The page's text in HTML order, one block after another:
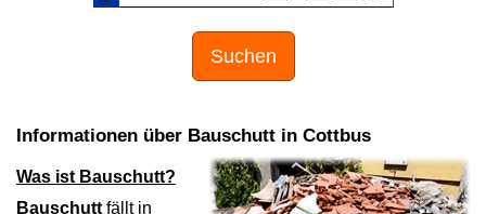
Suchen
Informationen über Bauschutt in Cottbus
Was ist Bauschutt?
Bauschutt fällt in